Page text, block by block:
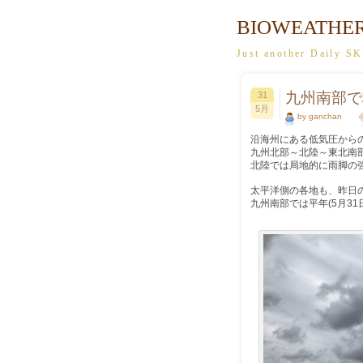
Just another Daily
31
5月
九州南部
by ganchan
沿海州にある低気圧から
九州北部～北陸～東北南
北陸では局地的に雨脚の
太平洋側の各地も、昨日
九州南部では平年(5月31